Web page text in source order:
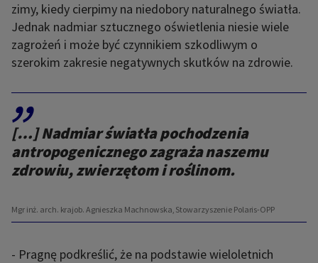
zimy, kiedy cierpimy na niedobory naturalnego światła.
Jednak nadmiar sztucznego oświetlenia niesie wiele
zagrożeń i może być czynnikiem szkodliwym o
szerokim zakresie negatywnych skutków na zdrowie.
,,
[…] Nadmiar światła pochodzenia
antropogenicznego zagraża naszemu
zdrowiu, zwierzętom i roślinom.
Mgr inż. arch. krajob. Agnieszka Machnowska, Stowarzyszenie Polaris-OPP
- Pragnę podkreślić, że na podstawie wieloletnich